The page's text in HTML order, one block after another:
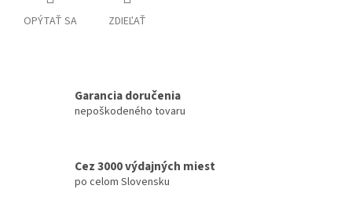
OPÝTAŤ SA ZDIEĽAŤ
Garancia doručenia
nepoškodeného tovaru
Cez 3000 výdajných miest
po celom Slovensku